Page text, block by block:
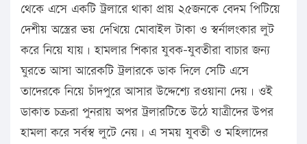
থেকে এসে একটি ট্রলারে থাকা প্রায় ২৫জনকে বেদম পিটিয়ে
দেশীয় অস্ত্রের ভয় দেখিয়ে মোবাইল টাকা ও স্বর্নালংকার লুট
করে নিয়ে যায়। হামলার শিকার যুবক-যুবতীরা বাচার জন্য
ঘুরতে আসা আরেকটি ট্রলারকে ডাক দিলে সেটি এসে
তাদেরকে নিয়ে চাঁদপুরে আসার উদ্দেশ্যে রওয়ানা দেয়। ওই
ডাকাত চক্ররা পুনরায় অপর ট্রলারটিতে উঠে যাত্রীদের উপর
হামলা করে সর্বস্ব লুটে নেয়। এ সময় যুবতী ও মহিলাদের